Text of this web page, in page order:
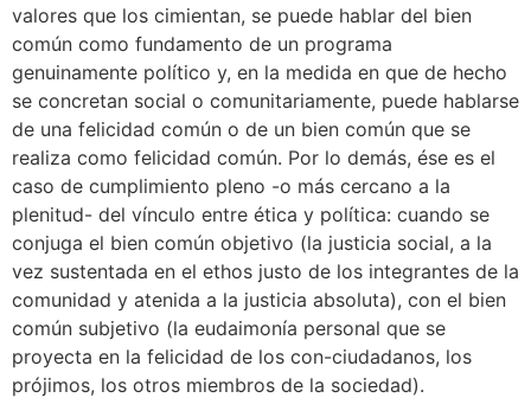
valores que los cimientan, se puede hablar del bien
común como fundamento de un programa
genuinamente político y, en la medida en que de hecho
se concretan social o comunitariamente, puede hablarse
de una felicidad común o de un bien común que se
realiza como felicidad común. Por lo demás, ése es el
caso de cumplimiento pleno -o más cercano a la
plenitud- del vínculo entre ética y política: cuando se
conjuga el bien común objetivo (la justicia social, a la
vez sustentada en el ethos justo de los integrantes de la
comunidad y atenida a la justicia absoluta), con el bien
común subjetivo (la eudaimonía personal que se
proyecta en la felicidad de los con-ciudadanos, los
prójimos, los otros miembros de la sociedad).